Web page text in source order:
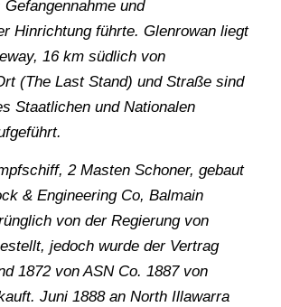
und
Hinrichtung führte. Glenrowan liegt
16 km südlich von
(The Last Stand) und Straße sind
Staatlichen und Nationalen
2 Masten Schoner, gebaut
& Engineering Co, Balmain
von der Regierung von
jedoch wurde der Vertrag
1872 von ASN Co. 1887 von
Juni 1888 an North Illawarra